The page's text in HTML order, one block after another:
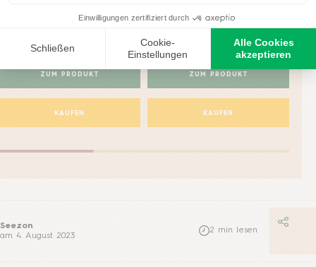
ZUM PRODUKT
KAUFEN
ZUM PRODUKT
KAUFEN
Seezon
am 4. August 2023
2 min lesen